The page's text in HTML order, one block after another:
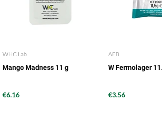
WHC Lab
Mango Madness 11 g
€6.16
AEB
W Fermolager
€3.56